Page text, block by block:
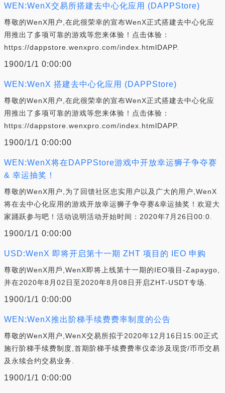
WEN:WenX交易所搭建去中心化应用 (DAPPStore)
尊敬的WenX用户,在此很荣幸的宣布WenX正式搭建去中心化应
用推出了多项可靠的游戏等您来体验！点击体验：
https://dappstore.wenxpro.com/index.htmlDAPP.
1900/1/1 0:00:00
WEN:WenX 搭建去中心化应用 (DAPPStore)
尊敬的WenX用户,在此很荣幸的宣布WenX正式搭建去中心化应
用推出了多项可靠的游戏等您来体验！点击体验：
https://dappstore.wenxpro.com/index.htmlDAPP.
1900/1/1 0:00:00
WEN:WenX将在DAPPStore游戏中开放幸运狮子争夺赛
& 幸运抽奖！
尊敬的WenX用户,为了回馈社区忠实用户以及广大的用户,WenX
将在去中心化应用的游戏开放幸运狮子争夺赛&幸运抽奖！欢迎大
家踊跃参与吧！活动说明活动开始时间：2020年7月26日00:0.
1900/1/1 0:00:00
USD:WenX 即将开启第十一期 ZHT 项目的 IEO 申购
尊敬的WenX用戶,WenX即将上线第十一期的IEO项目-Zapaygo,
并在2020年8月02日至2020年8月08日开启ZHT-USDT专场.
1900/1/1 0:00:00
WEN:WenX推出阶梯手续费费率制度的公告
尊敬的WenX用户,WenX交易所拟于2020年12月16日15:00正式
施行阶梯手续费制度,首期阶梯手续费费率仅牵涉及现货/币币交易
及永续合约交易业务.
1900/1/1 0:00:00